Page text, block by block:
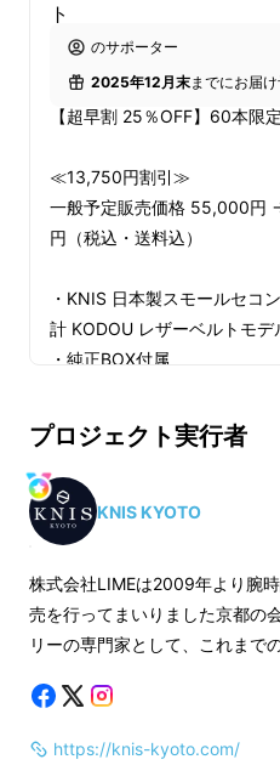
2021年に初めて実施し
想を大幅に上回る応援
ト終了後も、多くのお
声を直接聞くことがで
に反映させていただいて
ト
のサポーター
2025年12月末までにお届
【超早割 25％OFF】60本限定
≪13,750円割引≫
一般予定販売価格 55,000円
円（税込・送料込）
・KNIS 日本製スモールセコ
計 KODOU レザーベルトモデ
・純正BOX付属
【バリエーション】
■ダイヤルカラー
アイスブルー、パープル、サ
ンク、ホワイト、ブラウン、
◆
＜一般予定販売価格 55,000
プロジェクト実行者
KNIS KYOTO
株式会社LIMEは2009年より腕
売を行ってまいりました京都の
リーの専門家として、これまで
https://knis-kyoto.com/